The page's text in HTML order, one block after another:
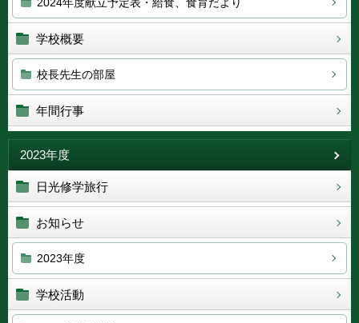
学校概要
校長先生の部屋
年間行事
2023年度
日光修学旅行
お知らせ
2023年度
学校活動